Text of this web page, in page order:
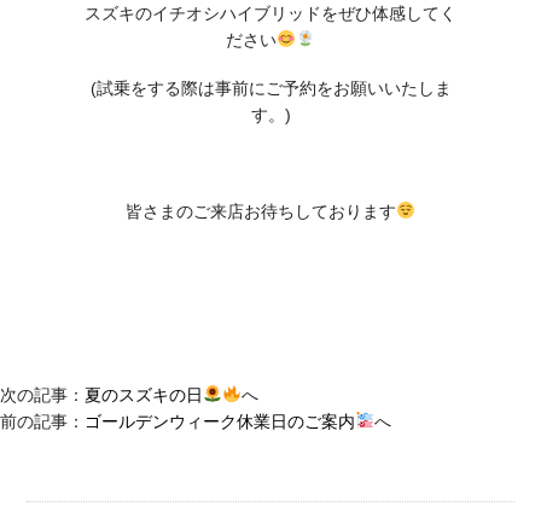
スズキのイチオシハイブリッドをぜひ体感してく
ださい
(試乗をする際は事前にご予約をお願いいたしま
す。)
皆さまのご来店お待ちしております
次の記事： 夏のスズキの日
へ
前の記事： ゴールデンウィーク休業日のご案内 へ